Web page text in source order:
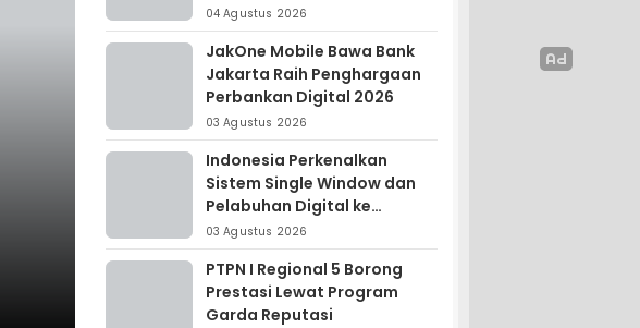
04 Agustus 2026
JakOne Mobile Bawa Bank
Jakarta Raih Penghargaan
Perbankan Digital 2026
03 Agustus 2026
Indonesia Perkenalkan
Sistem Single Window dan
Pelabuhan Digital ke
Madagaskar
03 Agustus 2026
PTPN I Regional 5 Borong
Prestasi Lewat Program
Garda Reputasi